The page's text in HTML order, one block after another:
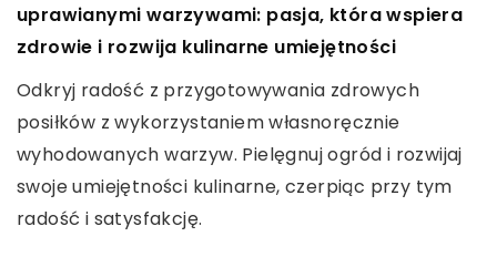
Air z procesorem M2
Odkryj, jak efektywnie optymalizować swoje
doświadczenie z MacBookiem Air z procesorem
M2 za pomocą cennych wskazówek i porad
naszego poradnika. Narzędzie niezbędne każdemu
użytkownikowi Apple.
uprawianymi warzywami: pasja, która wspiera
zdrowie i rozwija kulinarne umiejętności
Odkryj radość z przygotowywania zdrowych
posiłków z wykorzystaniem własnoręcznie
wyhodowanych warzyw. Pielęgnuj ogród i rozwijaj
swoje umiejętności kulinarne, czerpiąc przy tym
radość i satysfakcję.
Zrozum, jak dobrać właściwy knot do swojej
świecy, aby zapewnić jej długie, równomierne
palenie i maksymalną wydajność. Dowiedz się, na
co zwrócić uwagę podczas wyboru i jakie rodzaje
knotów są dostępne na rynku.